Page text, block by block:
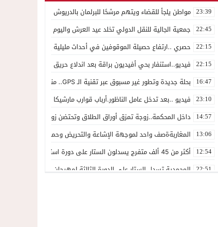
23:39 مواطن يلجأ للقضاء ويتهم مرشحًا للبرلمان بالدريوش بالاستيلاء على 22 مليون سنتيم
22:45 جمعية الجالية للنقل الدولي تخلد عيد العرش واليوم الوطني للمهاجر
22:15 حصري ..ارتفاع حصيلة الموقوفين في أحداث مليلية إلى 82 شخصًا وتحقيقات تقود إلى متابعات جنائية ثقيلة
22:15 فيديو..استنفار بحي أفيديون براقة بعد اندلاع حريق داخل ضيعة فلاحية
16:47 بحلة جديدة وتطور غير مسبوق عبر تقنية الـ GPS.. منصة “مرحباناظور” تعزز مكانتها كوجهة أولى لسكان إقليمي الناظور والدريوش
23:10 فيديو ..بعد تدخل عامل الناظور.أرباب قوارب مارشيكا يعلقون احتجاجهم
14:57 داخل المحكمة..زوجة تمزق أوراق الطلاق وتحتضن زوجها في لحظة
13:06 المغاربةةصف واحد لموجهة الإشاعة والتحريض وحملات التضليل
12:54 أكثر من 45 ألف متفرج يسدلون الستار على دورة استثنائية للمهرجان المتوسطي بالناظور
22:51 المحمدية تسدل الستار على الدورة الثالثة لمهرجان العيطة المرساوية